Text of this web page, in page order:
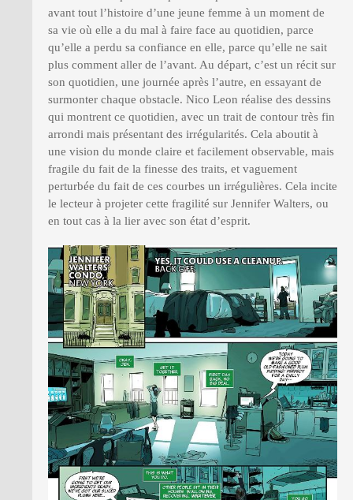
avant tout l’histoire d’une jeune femme à un moment de
sa vie où elle a du mal à faire face au quotidien, parce
qu’elle a perdu sa confiance en elle, parce qu’elle ne sait
plus comment aller de l’avant. Au départ, c’est un récit sur
son quotidien, une journée après l’autre, en essayant de
surmonter chaque obstacle. Nico Leon réalise des dessins
qui montrent ce quotidien, avec un trait de contour très fin
arrondi mais présentant des irrégularités. Cela aboutit à
une vision du monde claire et facilement observable, mais
fragile du fait de la finesse des traits, et vaguement
perturbée du fait de ces courbes un irrégulières. Cela incite
le lecteur à projeter cette fragilité sur Jennifer Walters, ou
en tout cas à la lier avec son état d’esprit.